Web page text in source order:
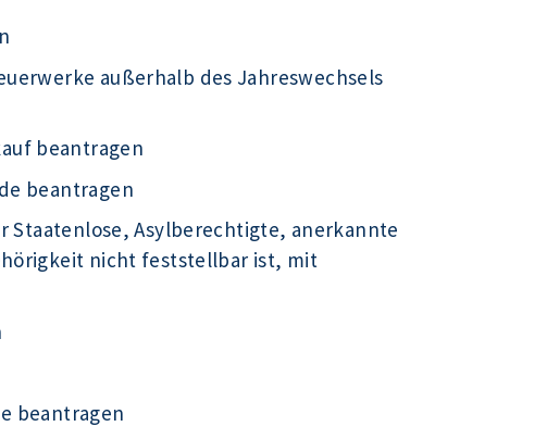
außerhalb des Jahreswechsels
beantragen
beantragen
Staatenlose, Asylberechtigte, anerkannte
nicht feststellbar ist, mit
beantragen